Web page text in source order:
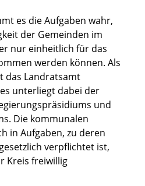
es die Aufgaben wahr,
der Gemeinden im
nur einheitlich für das
werden können. Als
das Landratsamt
unterliegt dabei der
und
Die kommunalen
in Aufgaben, zu deren
verpflichtet ist,
Kreis freiwillig